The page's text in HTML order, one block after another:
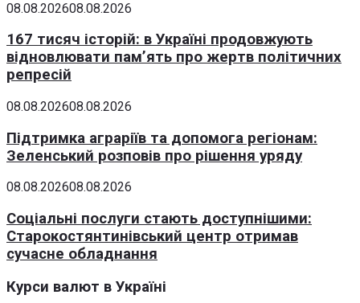
08.08.202608.08.2026
167 тисяч історій: в Україні продовжують
відновлювати пам’ять про жертв політичних
репресій
08.08.202608.08.2026
Підтримка аграріїв та допомога регіонам:
Зеленський розповів про рішення уряду
08.08.202608.08.2026
Соціальні послуги стають доступнішими:
Старокостянтинівський центр отримав
сучасне обладнання
Курси валют в Україні